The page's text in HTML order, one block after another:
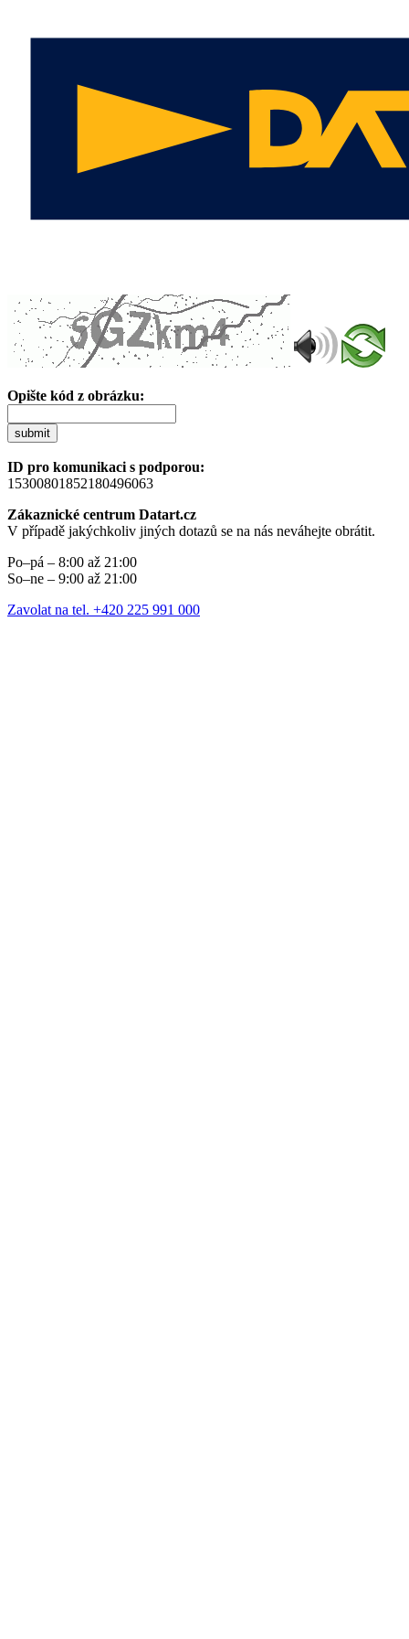
Opište kód z obrázku:
submit
ID pro komunikaci s podporou:
15300801852180496063
Zákaznické centrum Datart.cz
V případě jakýchkoliv jiných dotazů se na nás neváhejte obrátit.
Po–pá – 8:00 až 21:00
So–ne – 9:00 až 21:00
Zavolat na tel. +420 225 991 000